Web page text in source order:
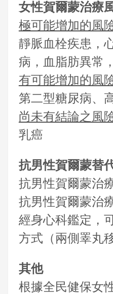
女性賀爾蒙治療
極可能增加的風
靜脈血栓疾患，
病，血脂肪異常
有可能增加的風
第二型糖尿病、
尚未有結論之風
乳癌
抗男性賀爾蒙替
抗男性賀爾蒙治
抗男性賀爾蒙治
經身心科鑑定，
方式（兩側睪丸
其他
根據全民健保女